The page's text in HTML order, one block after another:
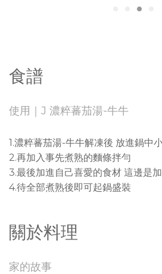
食譜
使用｜J 濃粹蕃茄湯-牛牛
1.濃粹蕃茄湯-牛牛解凍後 放進鍋中
2.再加入事先煮熟的麵條拌勻
3.最後加進自己喜愛的食材 這邊是
4.待全部煮熟後即可起鍋盛裝
關於料理
家的故事